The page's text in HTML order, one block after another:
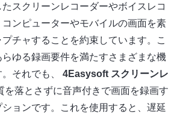
スクリーンレコーダーやボイスレコ
ンピューターやモバイルの画面を素
チャすることを約束しています。こ
ゆる録画要件を満たすさまざまな機
それでも、 4Easysoft スクリーンレ
を落とさずに音声付きで画面を録画す
ョンです。これを使用すると、遅延